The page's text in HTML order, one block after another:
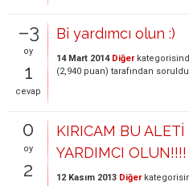
–3
oy
1
cevap
Bi yardımcı olun :)
14 Mart 2014 Diğer
(2,940 puan) tarafından soruldu
0
oy
2
KIRICAM BU ALETİ
YARDIMCI OLUN!!!!
12 Kasım 2013 Diğer